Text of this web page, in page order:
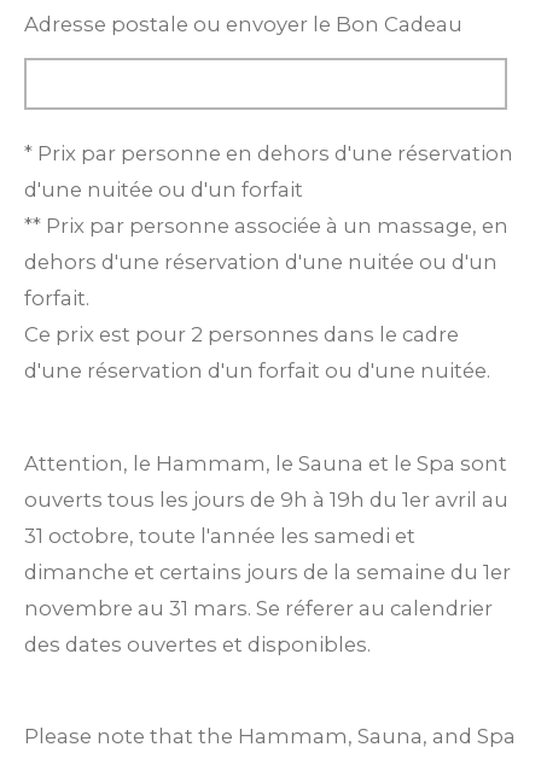
Adresse postale ou envoyer le Bon Cadeau
* Prix par personne en dehors d'une réservation
d'une nuitée ou d'un forfait
** Prix par personne associée à un massage, en
dehors d'une réservation d'une nuitée ou d'un
forfait.
Ce prix est pour 2 personnes dans le cadre
d'une réservation d'un forfait ou d'une nuitée.
Attention, le Hammam, le Sauna et le Spa sont
ouverts tous les jours de 9h à 19h du 1er avril au
31 octobre, toute l'année les samedi et
dimanche et certains jours de la semaine du 1er
novembre au 31 mars. Se réferer au calendrier
des dates ouvertes et disponibles.
Please note that the Hammam, Sauna, and Spa